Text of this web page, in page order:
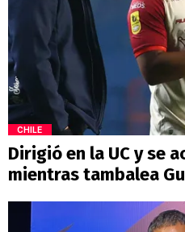
CHILE
Dirigió en la UC y se
mientras tambalea